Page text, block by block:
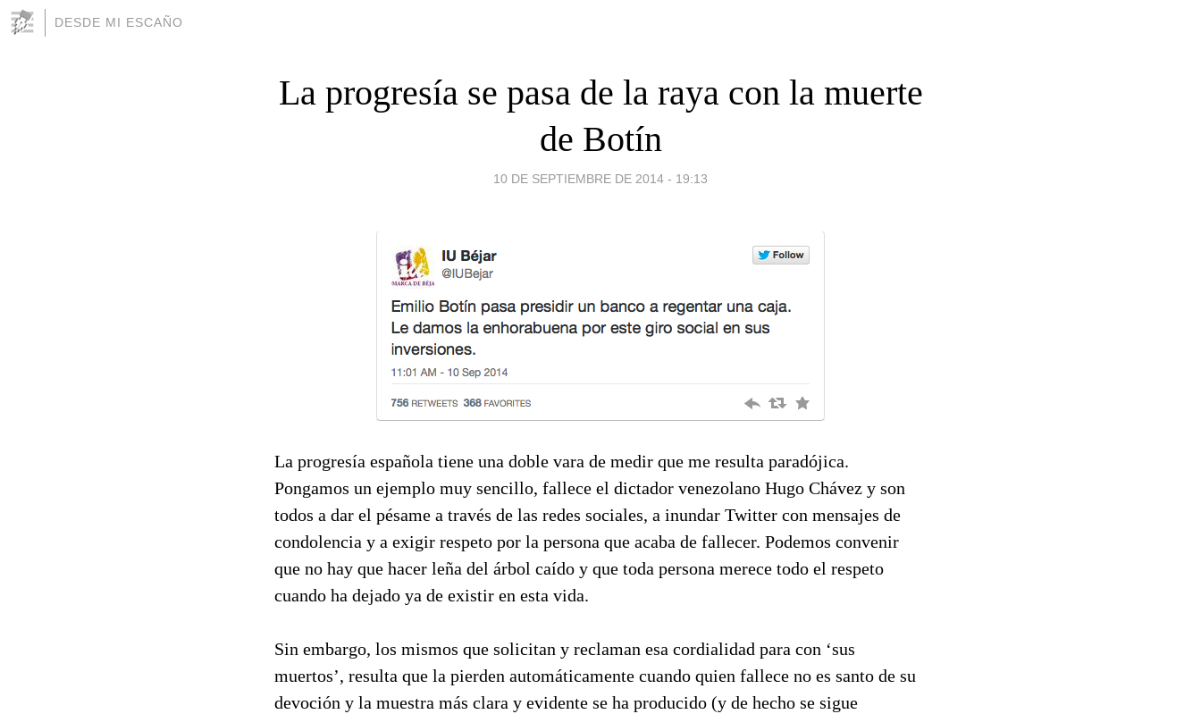
DESDE MI ESCAÑO
La progresía se pasa de la raya con la muerte
de Botín
10 DE SEPTIEMBRE DE 2014 - 19:13
La progresía española tiene una doble vara de medir que me resulta paradójica.
Pongamos un ejemplo muy sencillo, fallece el dictador venezolano Hugo Chávez y son
todos a dar el pésame a través de las redes sociales, a inundar Twitter con mensajes de
condolencia y a exigir respeto por la persona que acaba de fallecer. Podemos convenir
que no hay que hacer leña del árbol caído y que toda persona merece todo el respeto
cuando ha dejado ya de existir en esta vida.
Sin embargo, los mismos que solicitan y reclaman esa cordialidad para con ‘sus
muertos’, resulta que la pierden automáticamente cuando quien fallece no es santo de su
devoción y la muestra más clara y evidente se ha producido (y de hecho se sigue